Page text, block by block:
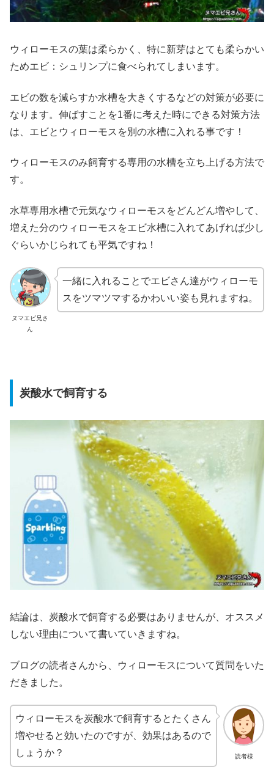
ウィローモスの葉は柔らかく、特に新芽はとても柔らかい
ためエビ：シュリンプに食べられてしまいます。
エビの数を減らすか水槽を大きくするなどの対策が必要に
なります。伸ばすことを1番に考えた時にできる対策方法
は、エビとウィローモスを別の水槽に入れる事です！
ウィローモスのみ飼育する専用の水槽を立ち上げる方法で
す。
水草専用水槽で元気なウィローモスをどんどん増やして、
増えた分のウィローモスをエビ水槽に入れてあげれば少し
ぐらいかじられても平気ですね！
ヌマエビ兄さ
ん
一緒に入れることでエビさん達がウィローモ
スをツマツマするかわいい姿も見れますね。
炭酸水で飼育する
結論は、炭酸水で飼育する必要はありませんが、オススメ
しない理由について書いていきますね。
ブログの読者さんから、ウィローモスについて質問をいた
だきました。
読者様
ウィローモスを炭酸水で飼育するとたくさん
増やせると効いたのですが、効果はあるので
しょうか？